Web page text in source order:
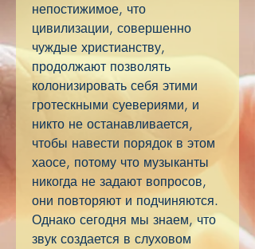
непостижимое, что
цивилизации, совершенно
чуждые христианству,
продолжают позволять
колонизировать себя этими
гротескными суевериями, и
никто не останавливается,
чтобы навести порядок в этом
хаосе, потому что музыканты
никогда не задают вопросов,
они повторяют и подчиняются.
Однако сегодня мы знаем, что
звук создается в слуховом